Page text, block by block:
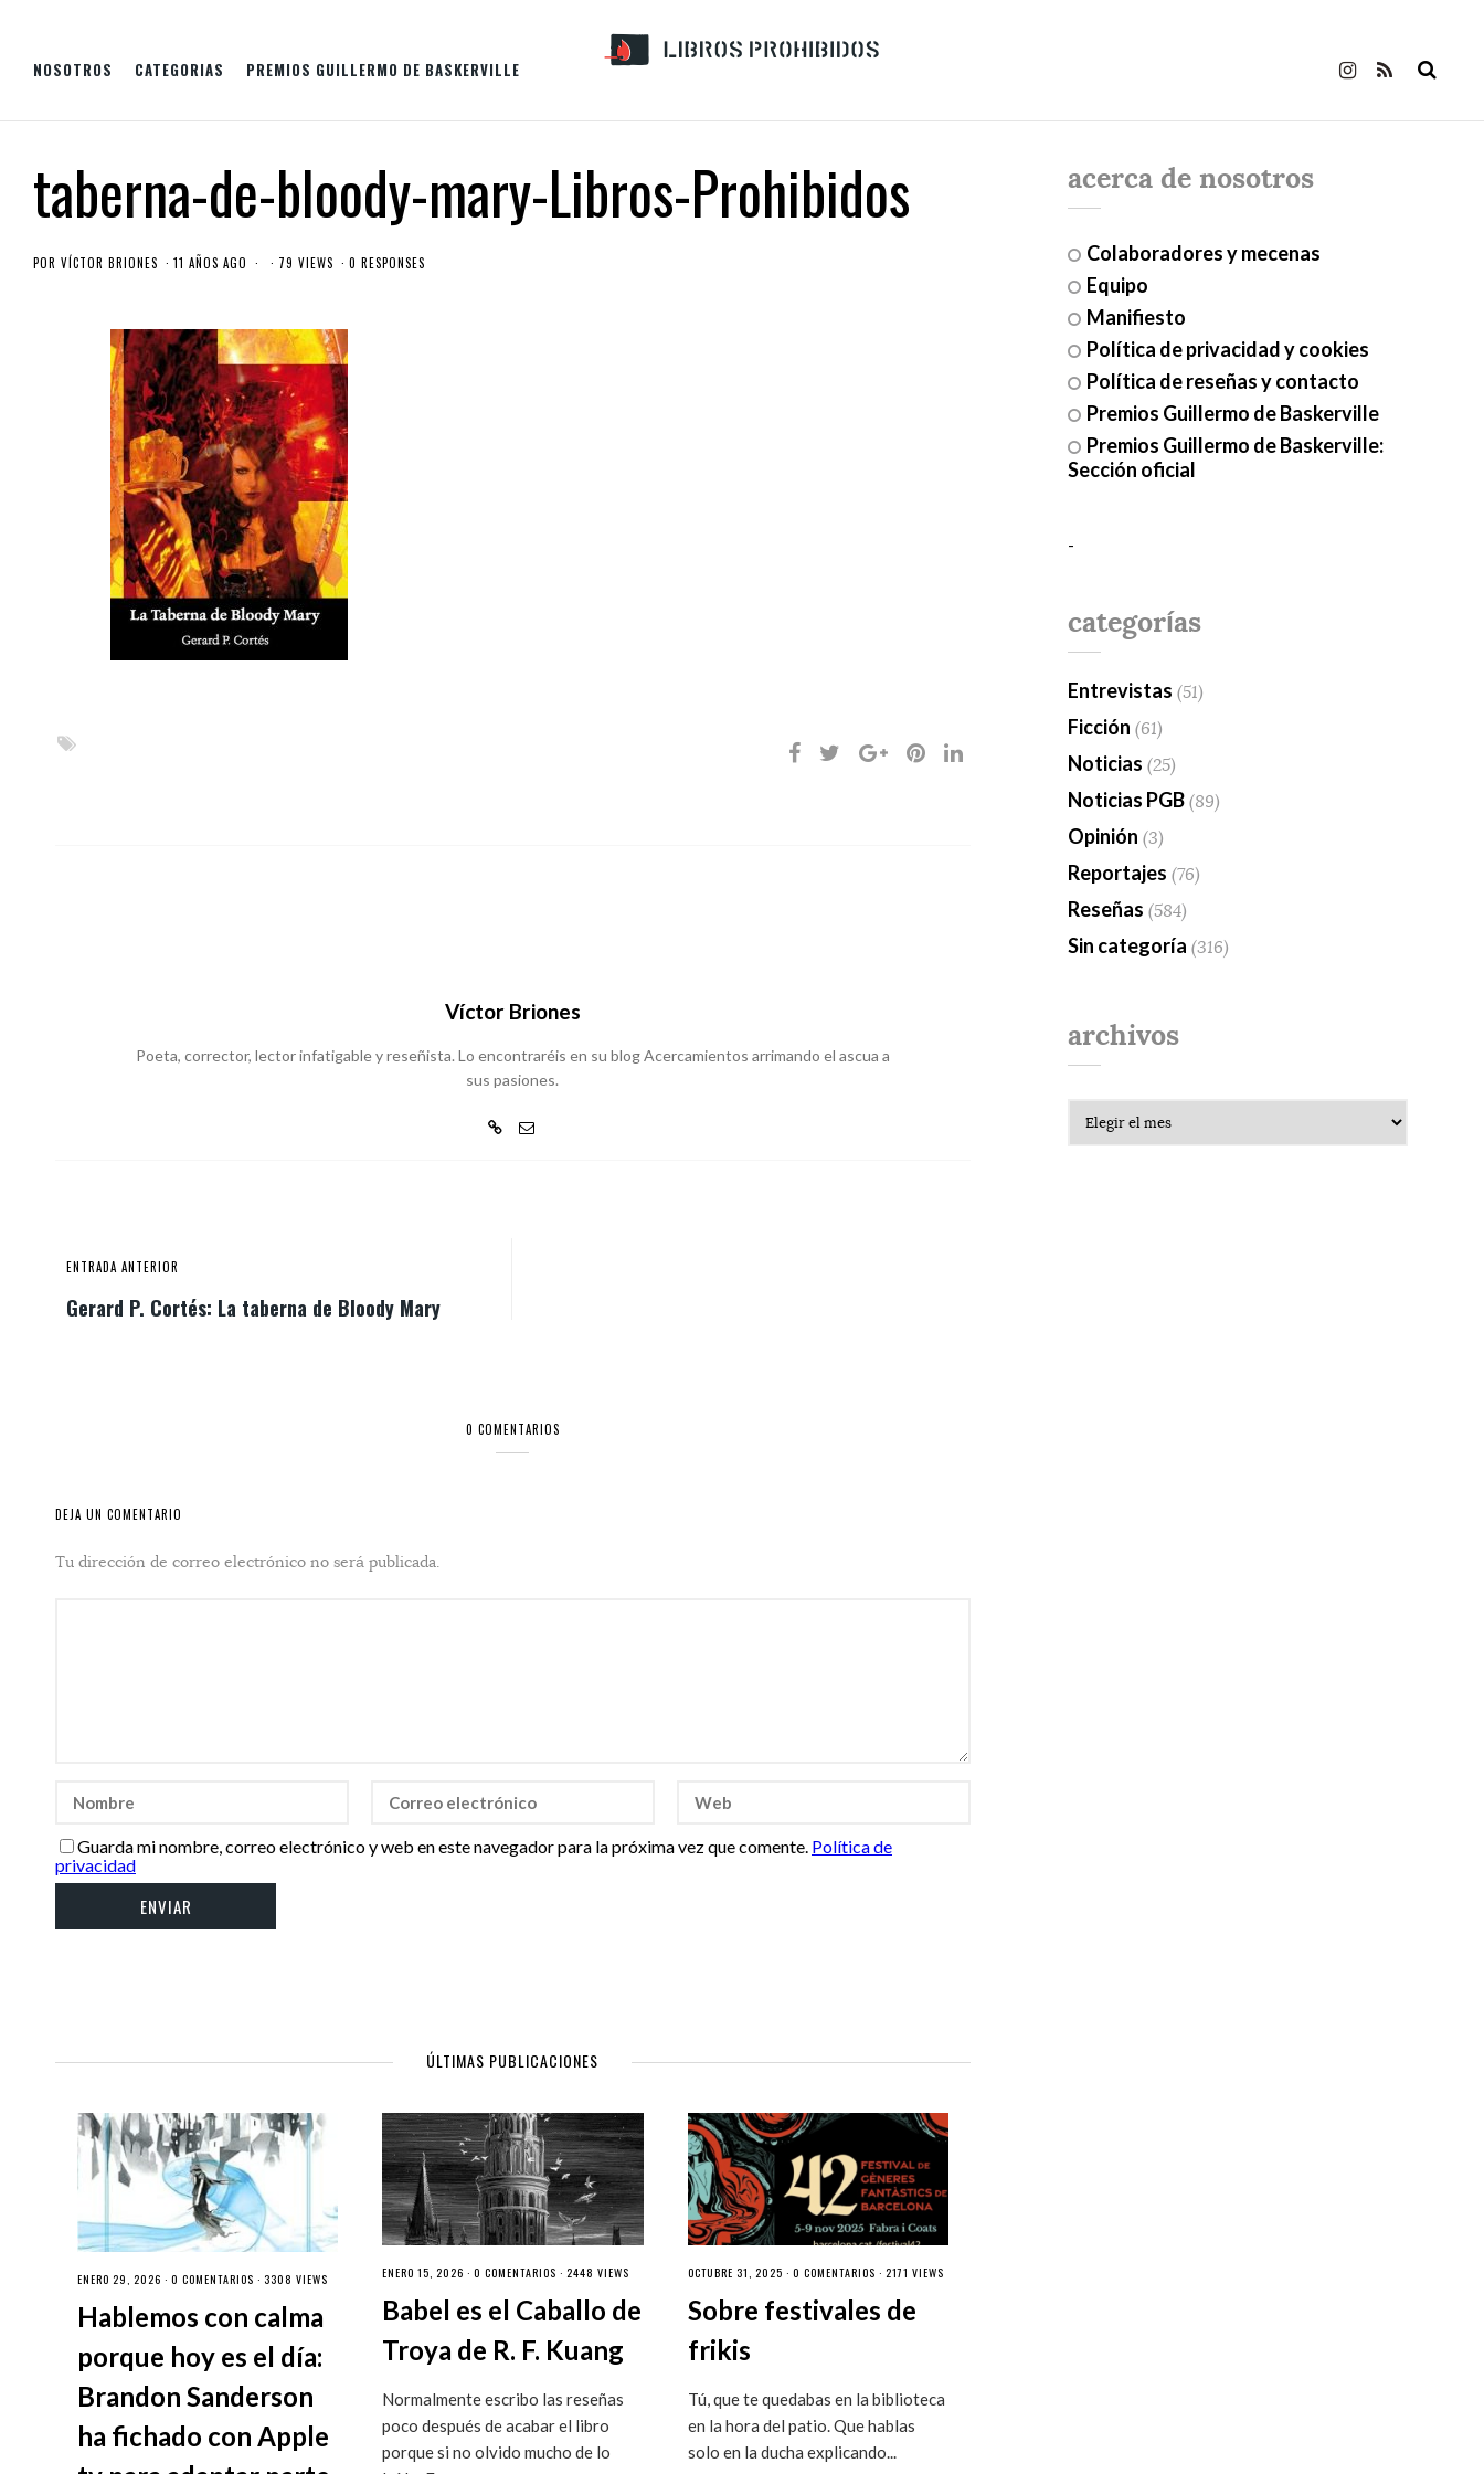
NOSOTROS CATEGORIAS PREMIOS GUILLERMO DE BASKERVILLE
taberna-de-bloody-mary-Libros-Prohibidos
POR VÍCTOR BRIONES 11 AÑOS AGO 79 VIEWS 0 RESPONSES
Víctor Briones
Poeta, corrector, lector infatigable y reseñista. Lo encontraréis en su blog Acercamientos arrimando el ascua a
sus pasiones.
ENTRADA ANTERIOR
Gerard P. Cortés: La taberna de Bloody Mary
0 COMENTARIOS
DEJA UN COMENTARIO
Tu dirección de correo electrónico no será publicada.
Guarda mi nombre, correo electrónico y web en este navegador para la próxima vez que comente. Política de
privacidad
ÚLTIMAS PUBLICACIONES
ENERO 29, 2026 · 0 COMENTARIOS · 3308 VIEWS
Hablemos con calma
porque hoy es el día:
Brandon Sanderson
ha fichado con Apple
ENERO 15, 2026 ·0 COMENTARIOS · 2448 VIEWS
Babel es el Caballo de
Troya de R. F. Kuang
Normalmente escribo las reseñas
poco después de acabar el libro
porque si no olvido mucho de lo
OCTUBRE 31, 2025 · 0 COMENTARIOS · 2171 VIEWS
Sobre festivales de
frikis
Tú, que te quedabas en la biblioteca
en la hora del patio. Que hablas
solo en la ducha explicando...
acerca de nosotros
Colaboradores y mecenas
Equipo
Manifiesto
Política de privacidad y cookies
Política de reseñas y contacto
Premios Guillermo de Baskerville
Premios Guillermo de Baskerville:
Sección oficial
-
categorías
Entrevistas (51)
Ficción (61)
Noticias (25)
Noticias PGB (89)
Opinión (3)
Reportajes (76)
Reseñas (584)
Sin categoría (316)
archivos